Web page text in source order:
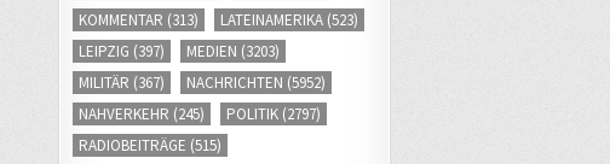
KOMMENTAR (313) LATEINAMERIKA (523)
LEIPZIG (397) MEDIEN (3203)
MILITÄR (367) NACHRICHTEN (5952)
NAHVERKEHR (245) POLITIK (2797)
RADIOBEITRÄGE (515)